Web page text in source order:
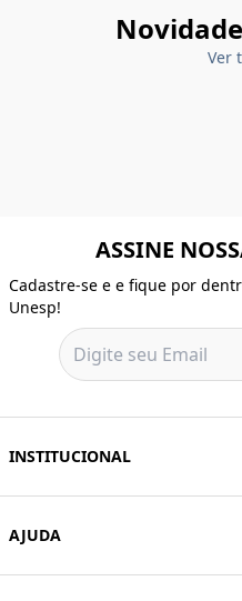
Ver
ASSINE
Cadastre-se e e fique por
Unesp!
INSTITUCIONAL
AJUDA